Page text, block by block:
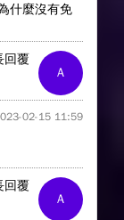
什麼沒有免
A
回覆
02-15 11:59
A
回覆